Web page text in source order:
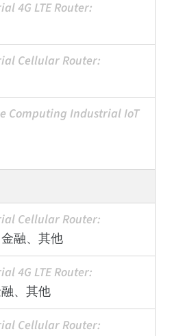
融、其他
、其他